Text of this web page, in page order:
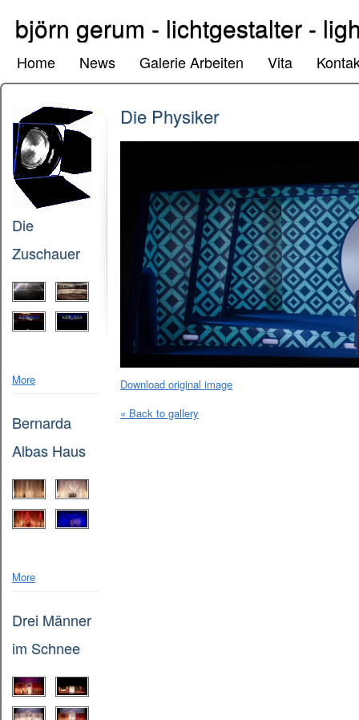
björn gerum - lichtgestalter -
Home News Galerie Arbeiten Vita
Die
Zuschauer
More
Bernarda
Albas Haus
More
Drei Männer
im Schnee
Die Physiker
Download original image
« Back to gallery